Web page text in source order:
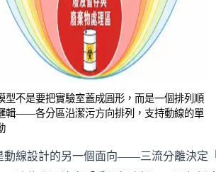
型不是要把實驗室蓋成圓形，而是一個排列順
輯——各分區沿潔污方向排列，支持動線的單
動線設計的另一個面向——三流分離決定